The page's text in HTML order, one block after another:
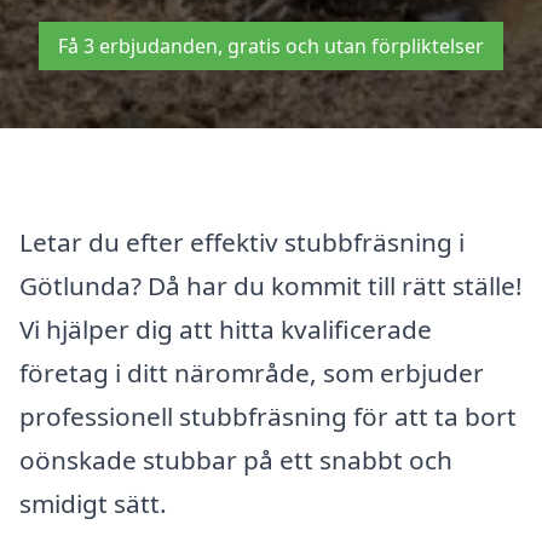
Få 3 erbjudanden, gratis och utan förpliktelser
Letar du efter effektiv stubbfräsning i
Götlunda? Då har du kommit till rätt ställe!
Vi hjälper dig att hitta kvalificerade
företag i ditt närområde, som erbjuder
professionell stubbfräsning för att ta bort
oönskade stubbar på ett snabbt och
smidigt sätt.